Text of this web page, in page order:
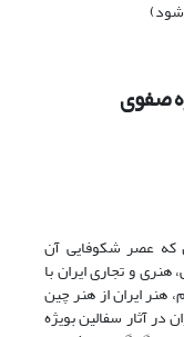
صفوی
که عصر شکوفایی آن
و تجاری ایران با
هنر ایران از هنر چین
در آثار سفالین بویژه